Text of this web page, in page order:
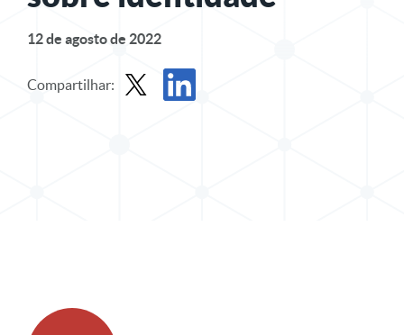
12 de agosto de 2022
Compartilhar: